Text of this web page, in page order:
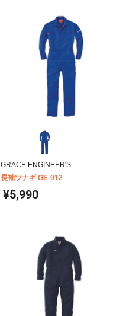
GRACE ENGINEER'S
長袖ツナギ GE-912
¥5,990